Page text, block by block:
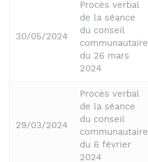
30/05/2024
Procès verbal
de la séance
du conseil
communautaire
du 26 mars
2024
29/03/2024
Procès verbal
de la séance
du conseil
communautaire
du 6 février
2024